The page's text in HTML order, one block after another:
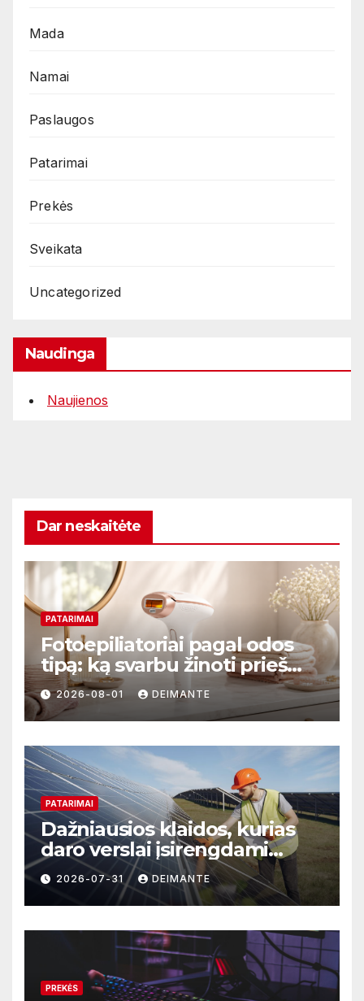
Mada
Namai
Paslaugos
Patarimai
Prekės
Sveikata
Uncategorized
Naudinga
Naujienos
Dar neskaitėte
PATARIMAI
Fotoepiliatoriai pagal odos
tipą: ką svarbu žinoti prieš
perkant?
2026-08-01 DEIMANTE
PATARIMAI
Dažniausios klaidos, kurias
daro verslai įsirengdami
saulės elektrinę
2026-07-31 DEIMANTE
PREKĖS